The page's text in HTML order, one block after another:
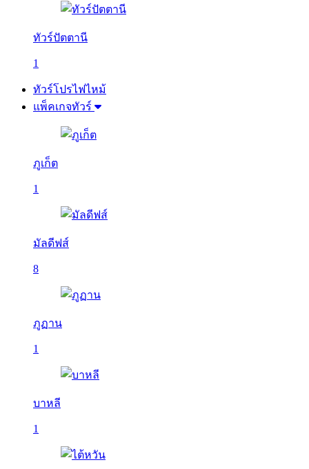
ทัวร์ปัตตานี
1
ทัวร์โปรไฟไหม้
แพ็คเกจทัวร์
ภูเก็ต
1
มัลดีฟส์
8
ภูฏาน
1
บาหลี
1